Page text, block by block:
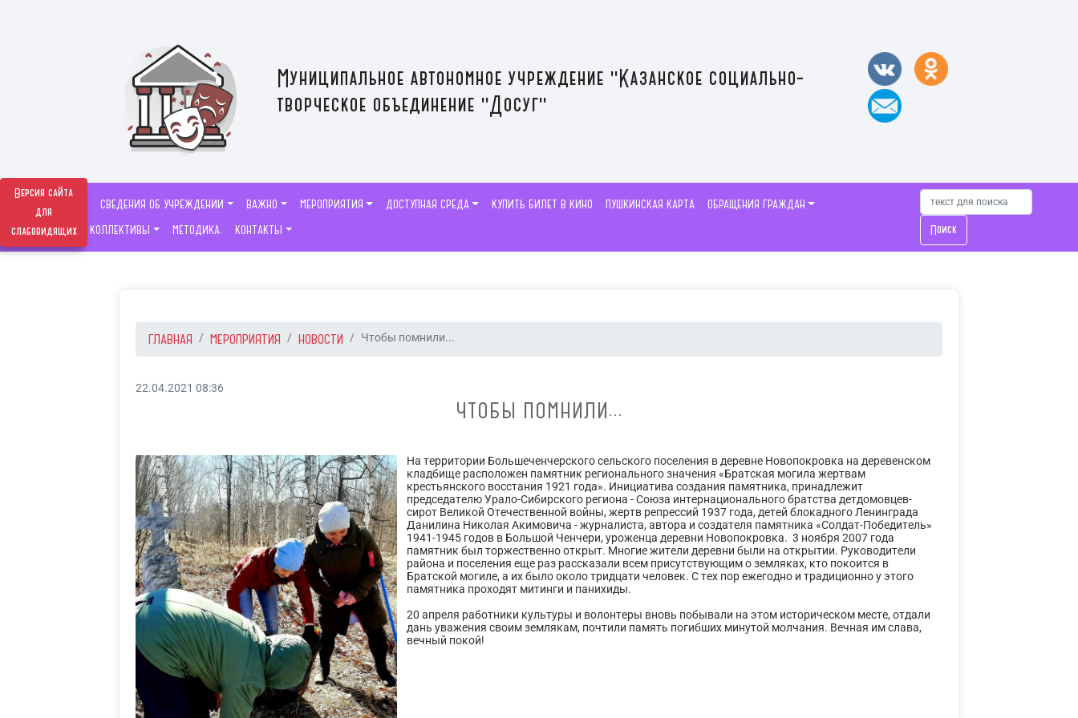
Версия сайта
для
слабовидящих
Муниципальное автономное учреждение "Казанское социально-
творческое объединение "Досуг"
СВЕДЕНИЯ ОБ УЧРЕЖДЕНИИ ВАЖНО МЕРОПРИЯТИЯ ДОСТУПНАЯ СРЕДА КУПИТЬ БИЛЕТ В КИНО ПУШКИНСКАЯ КАРТА
ОБРАЩЕНИЯ ГРАЖДАН
ТВОРЧЕСКИЕ КОЛЛЕКТИВЫ
МЕТОДИКА. КОНТАКТЫ Поиск
ГЛАВНАЯ МЕРОПРИЯТИЯ НОВОСТИ Чтобы помнили...
22.04.2021 08:36
ЧТОБЫ ПОМНИЛИ...
На территории Большеченчерского сельского поселения в деревне Новопокровка на деревенском
кладбище расположен памятник регионального значения «Братская могила жертвам
крестьянского восстания 1921 года». Инициатива создания памятника, принадлежит
председателю Урало-Сибирского региона - Союза интернационального братства детдомовцев-
сирот Великой Отечественной войны, жертв репрессий 1937 года, детей блокадного Ленинграда
Данилина Николая Акимовича - журналиста, автора и создателя памятника «Солдат-Победитель»
1941-1945 годов в Большой Ченчери, уроженца деревни Новопокровка. 3 ноября 2007 года
памятник был торжественно открыт. Многие жители деревни были на открытии. Руководители
района и поселения еще раз рассказали всем присутствующим о земляках, кто покоится в
Братской могиле, а их было около тридцати человек. С тех пор ежегодно и традиционно у этого
памятника проходят митинги и панихиды.
20 апреля работники культуры и волонтеры вновь побывали на этом историческом месте, отдали
дань уважения своим землякам, почтили память погибших минутой молчания. Вечная им слава,
вечный покой!